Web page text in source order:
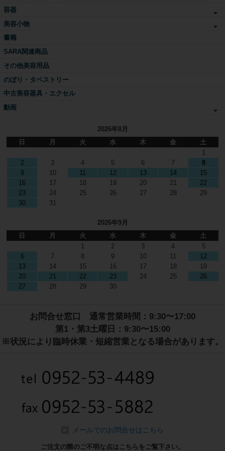
容器
美容小物
書籍
SARA関連商品
その他美容用品
のぼり・タペストリー
中古美容器具・エクセル
動画
2026年8月
日
月 火 水 木 金
土
1
2
3 4 5 6 7
8
9
10 11 12 13 14
15
16
17 18 19 20 21
22
23
24 25 26 27 28
29
30
31
2026年9月
日
月 火 水 木 金
土
1
2 3 4
5
6
7 8 9 10 11
12
13
14 15 16 17 18
19
20
21 22 23 24 25
26
27
28 29 30
お問合せ窓口 通常営業時間：9:30〜17:00
第1・第3土曜日：9:30〜15:00
※状況により臨時休業・短縮営業となる場合があります。
メールでのお問合せはこちら
ご注文の際のご不明な点はこちらをご覧下さい。